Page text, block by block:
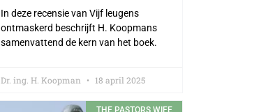
In deze recensie van Vijf leugens
ontmaskerd beschrijft H. Koopmans
samenvattend de kern van het boek.
Dr. ing. H. Koopman 18 april 2025
THE PASTORS WIFE